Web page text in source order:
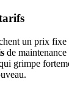
un prix fixe
de
grimpe